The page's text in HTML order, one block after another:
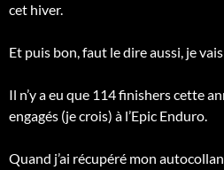
cet hiver.
Et puis bon, faut le dire aussi, je
Il n’y a eu que 114 finishers cette
engagés (je crois) à l’Epic Enduro.
Quand j’ai récupéré mon